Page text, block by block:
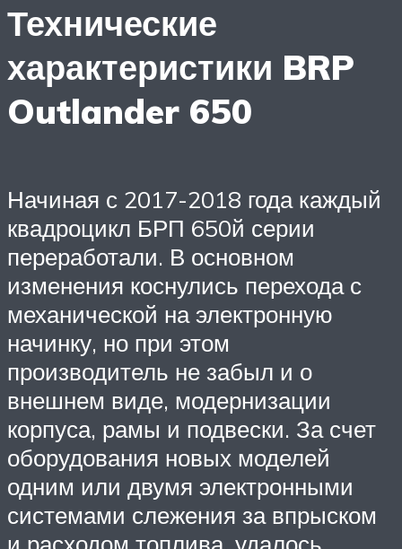
Технические
характеристики BRP
Outlander 650
Начиная с 2017-2018 года каждый
квадроцикл БРП 650й серии
переработали. В основном
изменения коснулись перехода с
механической на электронную
начинку, но при этом
производитель не забыл и о
внешнем виде, модернизации
корпуса, рамы и подвески. За счет
оборудования новых моделей
одним или двумя электронными
системами слежения за впрыском